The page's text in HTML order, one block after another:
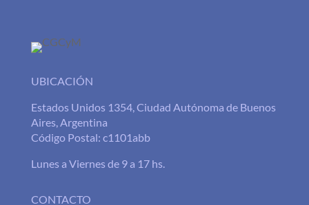
UBICACIÓN
Estados Unidos 1354, Ciudad Autónoma de Buenos
Aires, Argentina
Código Postal: c1101abb
Lunes a Viernes de 9 a 17 hs.
CONTACTO